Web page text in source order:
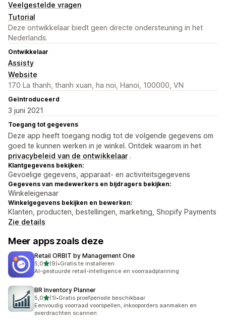
Veelgestelde vragen
Tutorial
Deze ontwikkelaar biedt geen directe ondersteuning in het
Nederlands.
Ontwikkelaar
Assisty
Website
170 La thanh, thanh xuan, ha noi, Hanoi, 100000, VN
Geïntroduceerd
3 juni 2021
Toegang tot gegevens
Deze app heeft toegang nodig tot de volgende gegevens om
goed te kunnen werken in je winkel. Ontdek waarom in het
privacybeleid van de ontwikkelaar .
Klantgegevens bekijken:
Gevoelige gegevens, apparaat- en activiteitsgegevens
Gegevens van medewerkers en bijdragers bekijken:
Winkeleigenaar
Winkelgegevens bekijken en bewerken:
Klanten, producten, bestellingen, marketing, Shopify Payments
Zie details
Meer apps zoals deze
Retail ORBIT by Management One
5,0van 5 sterren
(9)
9 recensies in totaal
•Gratis te installeren
AI-gestuurde retail-intelligence en voorraadplanning
BR Inventory Planner
5,0van 5 sterren
(1)
1 recensies in totaal
•Gratis proefperiode beschikbaar
Eenvoudig voorraad voorspellen, inkooporders aanmaken en
overdrachten scannen